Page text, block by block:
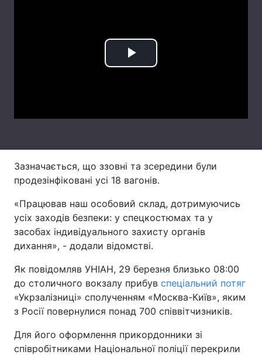
Думки
Вакансії
Послуги
Тема оформлення
Play
Зазначається, що ззовні та зсередини були
продезінфіковані усі 18 вагонів.
«Працював наш особовий склад, дотримуючись
усіх заходів безпеки: у спецкостюмах та у
засобах індивідуального захисту органів
дихання», - додали відомстві.
Як повідомляв УНІАН, 29 березня близько 08:00
до столичного вокзалу прибув спеціальний потяг
«Укрзалізниці» сполученням «Москва-Київ», яким
з Росії повернулися понад 700 співвітчизників.
Для його оформлення прикордонники зі
співробітниками Національної поліції перекрили